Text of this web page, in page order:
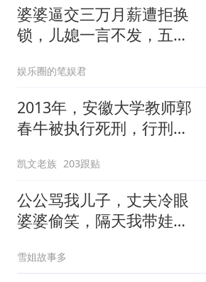
婆婆逼交三万月薪遭拒换
锁，儿媳一言不发，五天
娱乐圈的笔娱君
2013年，安徽大学教师郭
春牛被执行死刑，行刑前
凯文老族 203跟贴
公公骂我儿子，丈夫冷眼
婆婆偷笑，隔天我带娃改
雪姐故事多